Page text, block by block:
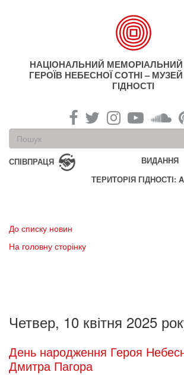
НАЦІОНАЛЬНИЙ
ГЕРОЇВ НЕБЕСНОЇ СОТНІ –
ГІДНОСТІ
Пошукова
форма
Пошук
СПІВПРАЦЯ
ВИДАННЯ
ТЕРИТОРІЯ ГІДНОСТІ:
До списку новин
На головну сторінку
Четвер, 10 квітня 2025
День народження Героя
Дмитра Пагора